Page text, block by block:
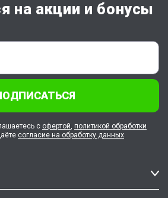
на акции и бонусы
с офертой, политикой обработки
согласие на обработку данных